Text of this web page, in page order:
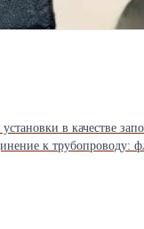
к трубопроводу:
Гибкий графит 9
110 4-ф18 160 257 9.8